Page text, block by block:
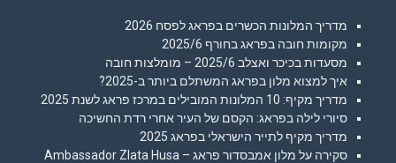
מדריך המלונות הכשרים בפראג לפסח 2026
מקומות חובה בפראג בחורף 2025/6
מסעדות בכיכר ואצלב 2025/6 – מומלצות חובה
איך למצוא מלון בפראג המשתלם ביותר ב-2025?
מדריך מקיף: 10 המלונות המובילים במרכז פראג לשנת 2025
סיורי לילה בפראג: הקסם של העיר אחרי רדת החשיכה
מדריך מקיף לתייר הישראלי בפראג 2025
סקירה על מלון אמבסדור פראג – Ambassador Zlata Husa